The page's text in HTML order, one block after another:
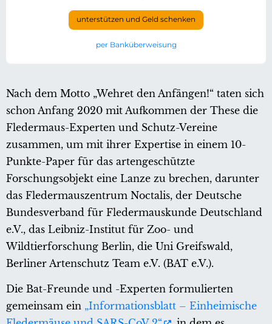
unterstützen und Geld schenken
per Banküberweisung
Nach dem Motto „Wehret den Anfängen!“ taten sich
schon Anfang 2020 mit Aufkommen der These die
Fledermaus-Experten und Schutz-Vereine
zusammen, um mit ihrer Expertise in einem 10-
Punkte-Paper für das artengeschützte
Forschungsobjekt eine Lanze zu brechen, darunter
das Fledermauszentrum Noctalis, der Deutsche
Bundesverband für Fledermauskunde Deutschland
e.V., das Leibniz-Institut für Zoo- und
Wildtierforschung Berlin, die Uni Greifswald,
Berliner Artenschutz Team e.V. (BAT e.V.).
Die Bat-Freunde und -Experten formulierten
gemeinsam ein „Informationsblatt – Einheimische